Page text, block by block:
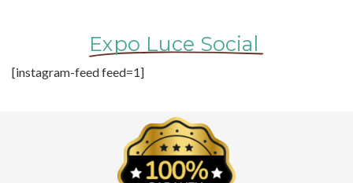
Expo Luce Social
[instagram-feed feed=1]